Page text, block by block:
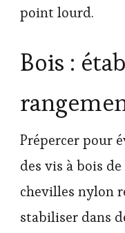
point lourd.
Bois :
Prépercer pour
des vis à bois
chevilles nylon
stabiliser dans